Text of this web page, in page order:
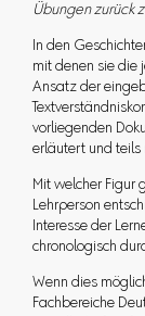
Übungen zurück
In den
mit denen sie die
Ansatz der
vorliegenden
erläutert und teils
Mit welcher Figur
Lehrperson
Interesse der
chronologisch
Wenn dies
Fachbereiche